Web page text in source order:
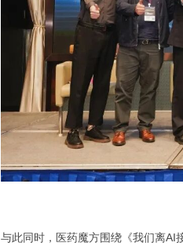
与此同时，医药魔方围绕《我们离AI